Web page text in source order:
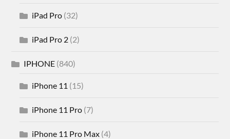
iPad Pro (32)
iPad Pro 2 (2)
IPHONE (840)
iPhone 11 (15)
iPhone 11 Pro (7)
iPhone 11 Pro Max (4)